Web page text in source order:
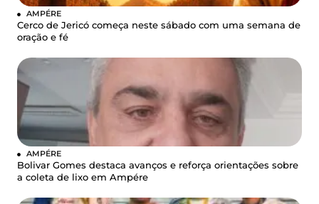
AMPÉRE
Cerco de Jericó começa neste sábado com uma semana de
oração e fé
AMPÉRE
Bolivar Gomes destaca avanços e reforça orientações sobre
a coleta de lixo em Ampére